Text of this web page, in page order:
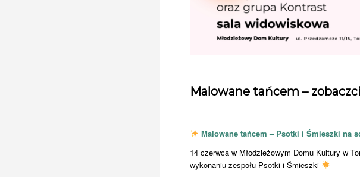
Malowane tańcem –
Malowane tańcem – Psotki i Śmieszki na
14 czerwca w Młodzieżowym Domu Kultury w
wykonaniu zespołu Psotki i Śmieszki